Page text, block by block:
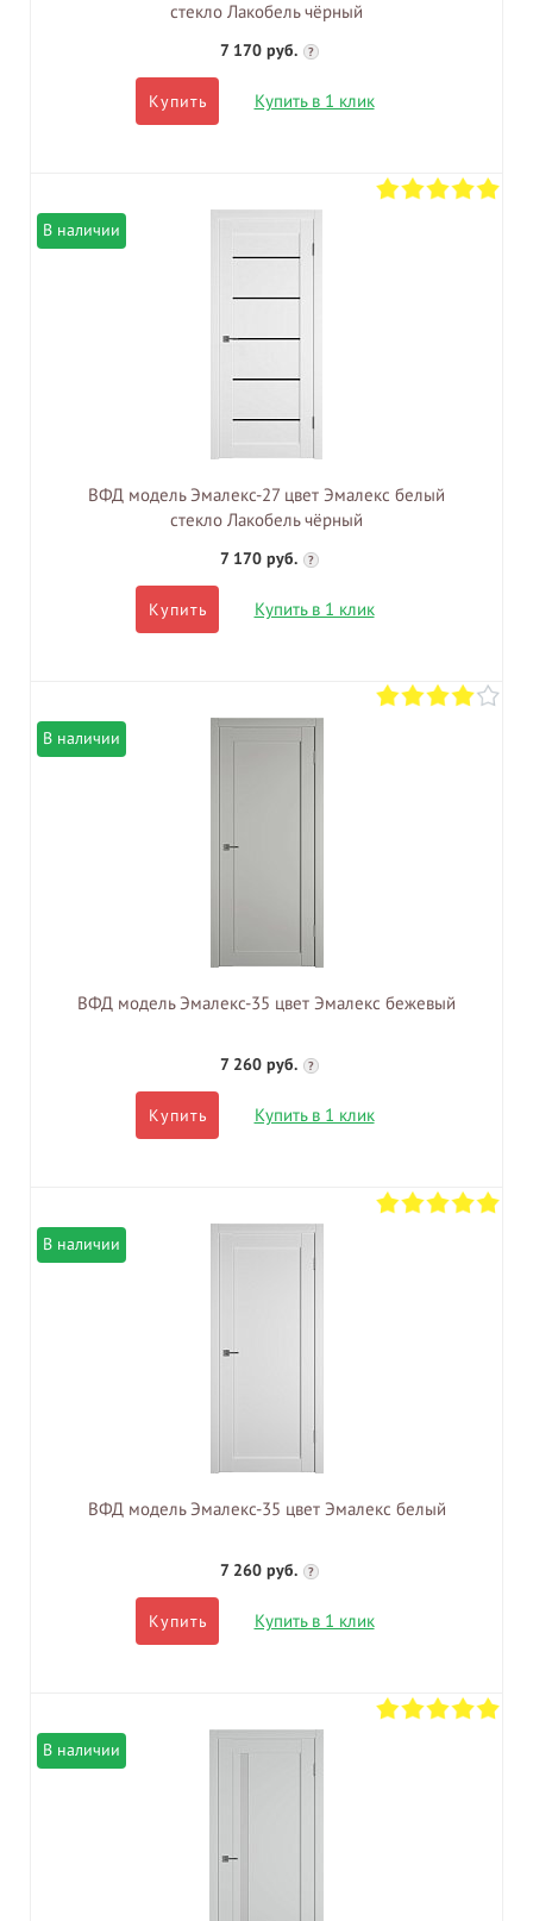
стекло Лакобель чёрный
7 170 руб. ?
Купить Купить в 1 клик
В наличии
ВФД модель Эмалекс-27 цвет Эмалекс белый
стекло Лакобель чёрный
7 170 руб. ?
Купить Купить в 1 клик
В наличии
ВФД модель Эмалекс-35 цвет Эмалекс бежевый
7 260 руб. ?
Купить Купить в 1 клик
В наличии
ВФД модель Эмалекс-35 цвет Эмалекс белый
7 260 руб. ?
Купить Купить в 1 клик
В наличии